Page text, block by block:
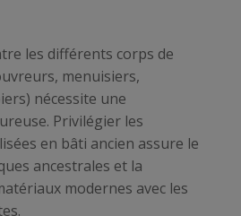
les différents corps de
menuisiers,
nécessite une
Privilégier les
en bâti ancien assure le
ancestrales et la
modernes avec les